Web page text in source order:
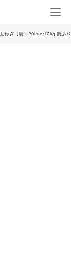
玉ねぎ（慶）20kgor10kg 傷あ